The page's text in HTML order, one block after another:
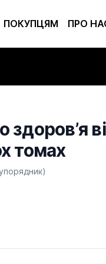
ПОКУПЦЯМ ПРО
здоров’я
томах